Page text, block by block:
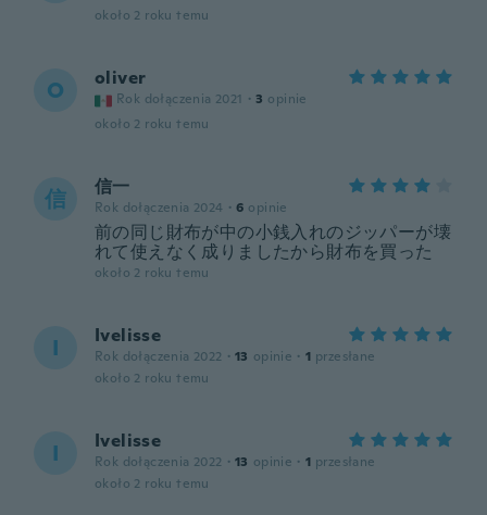
około 2 roku temu
O oliver
Rok dołączenia 2021 · 3 opinie
około 2 roku temu
信 信一
Rok dołączenia 2024 · 6 opinie
前の同じ財布が中の小銭入れのジッパーが壊
れて使えなく成りましたから財布を買った
około 2 roku temu
I Ivelisse
Rok dołączenia 2022 · 13 opinie · 1 przesłane
około 2 roku temu
I Ivelisse
Rok dołączenia 2022 · 13 opinie · 1 przesłane
około 2 roku temu